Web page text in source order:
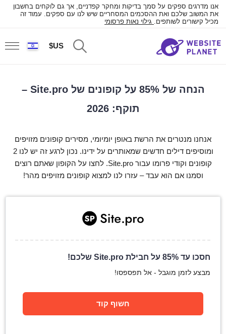
אנו מדרגים ספקים על סמך בדיקות ומחקר קפדניים, אך גם לוקחים בחשבון
את המשוב שלכם ואת ההסכמים המסחריים שיש לנו עם ספקים. עמוד זה
מכיל קישורים לשותפים. גילוי נאות פרסומי
US$
הנחה של 85% על קופונים של Site.pro –
תוקף: 2026
אנחנו מנטרים את הרשת באופן יומיומי, מסירים קופונים מזויפים
ומוסיפים דילים חדשים שמאותרים על ידינו. נכון לרגע זה יש לנו 2
קופונים וקודי פרומו עבור Site.pro. לחצו על הקופון שאתם רוצים
וסמנו אם הוא עבד – עזרו לנו למצוא קופונים מזויפים מהר!
חסכו עד 85% על חבילת Site.pro שלכם!
מבצע לזמן מוגבל - אל תפספסו!
חשוף קוד